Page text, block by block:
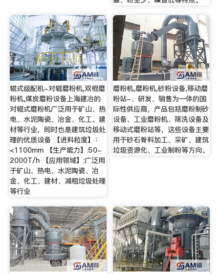
辊式级配机-对辊磨粉机,双棍磨
粉机,煤炭磨粉设备上海建冶的
对辊式磨粉机广泛用于矿山、热
电、水泥陶瓷、冶金、化工、建
材等行业，同时也是建筑垃圾处
理的优质设备 【进料粒度】：
<1100mm 【生产能力】:50-
2000T/h 【应用领域】:广泛用
于矿山、热电、水泥陶瓷、冶
金、化工、建材、减租垃圾处理
等行业
磨粉机,磨粉机,砂粉设备,移动磨
粉站-、研发、销售为一体的国
际性供应商，产品包括磨粉制砂
设备、工业磨粉机、筛洗设备及
移动式磨粉站等，这些设备主要
用于砂石骨料加工、采矿、建筑
垃圾资源化、工业制粉等方向。